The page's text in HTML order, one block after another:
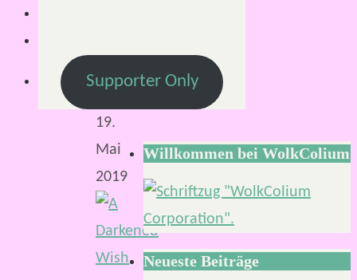
19.
Mai
2019
Supporter Only
Willkommen bei WolkColium
Neueste Beiträge